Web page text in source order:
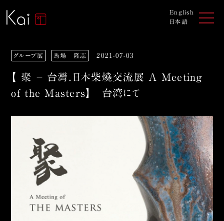
English
日本語
グループ展 馬場 隆志 2021-07-03
【 聚 － 台灣．日本柴燒交流展 A Meeting
of the Masters】 台湾にて